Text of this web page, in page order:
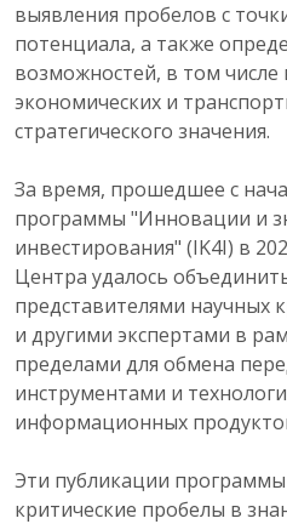
выявления пробелов с
потенциала, а также
возможностей, в том
экономических и
стратегического значения.
За время, прошедшее с
программы "Инновации и
инвестирования" (IK4I) в
Центра удалось
представителями научных
и другими экспертами в
пределами для обмена
инструментами и
информационных
Эти публикации
критические пробелы в